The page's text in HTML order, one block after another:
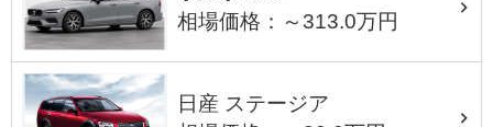
相場価格：～313.0万円
日産 ステージア